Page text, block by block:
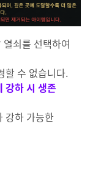
쇠를 선택하여
할 수 없습니다.
강하 시 생존
강하 가능한